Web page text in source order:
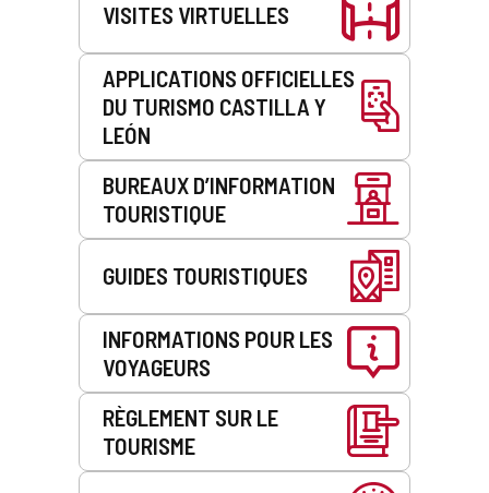
VISITES VIRTUELLES
APPLICATIONS OFFICIELLES
DU TURISMO CASTILLA Y
LEÓN
BUREAUX D’INFORMATION
TOURISTIQUE
GUIDES TOURISTIQUES
INFORMATIONS POUR LES
VOYAGEURS
RÈGLEMENT SUR LE
TOURISME